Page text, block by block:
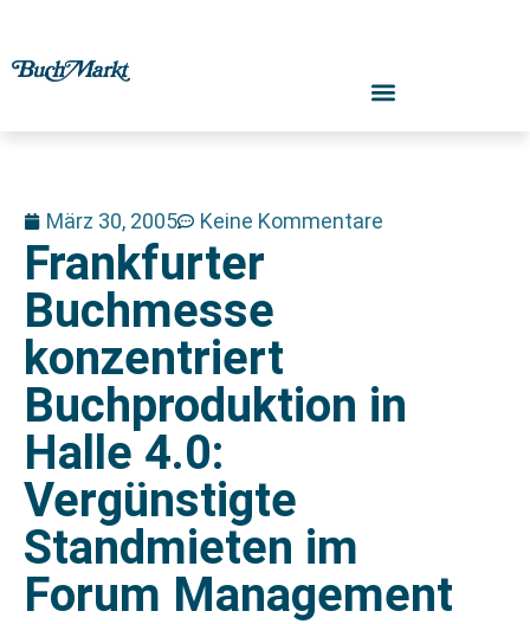
März 30, 2005 Keine Kommentare
Frankfurter
Buchmesse
konzentriert
Buchproduktion in
Halle 4.0:
Vergünstigte
Standmieten im
Forum Management